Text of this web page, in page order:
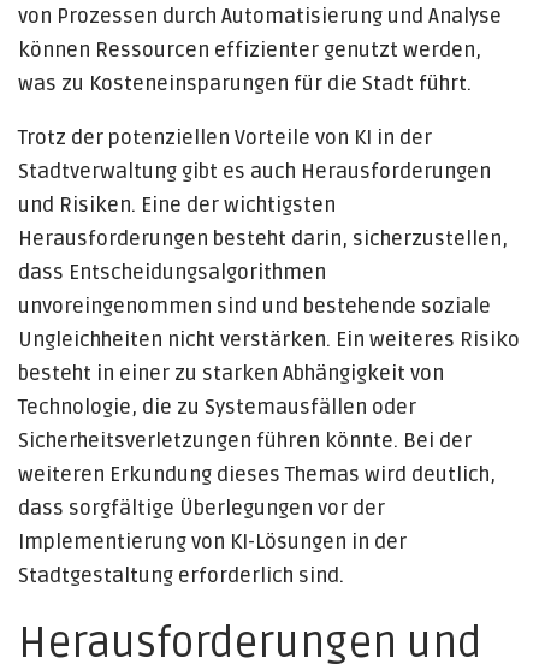
von Prozessen durch Automatisierung und Analyse
können Ressourcen effizienter genutzt werden,
was zu Kosteneinsparungen für die Stadt führt.
Trotz der potenziellen Vorteile von KI in der
Stadtverwaltung gibt es auch Herausforderungen
und Risiken. Eine der wichtigsten
Herausforderungen besteht darin, sicherzustellen,
dass Entscheidungsalgorithmen
unvoreingenommen sind und bestehende soziale
Ungleichheiten nicht verstärken. Ein weiteres Risiko
besteht in einer zu starken Abhängigkeit von
Technologie, die zu Systemausfällen oder
Sicherheitsverletzungen führen könnte. Bei der
weiteren Erkundung dieses Themas wird deutlich,
dass sorgfältige Überlegungen vor der
Implementierung von KI-Lösungen in der
Stadtgestaltung erforderlich sind.
Herausforderungen und